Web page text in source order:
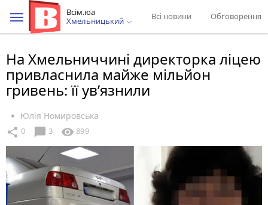
Всім.юа
Хмельницький
Всі новини Обговорення
На Хмельниччині директорка ліцею
привласнила майже мільйон
гривень: її увʼязнили
Юлія Номировська
share 0 chat_bubble 3 visibility 899